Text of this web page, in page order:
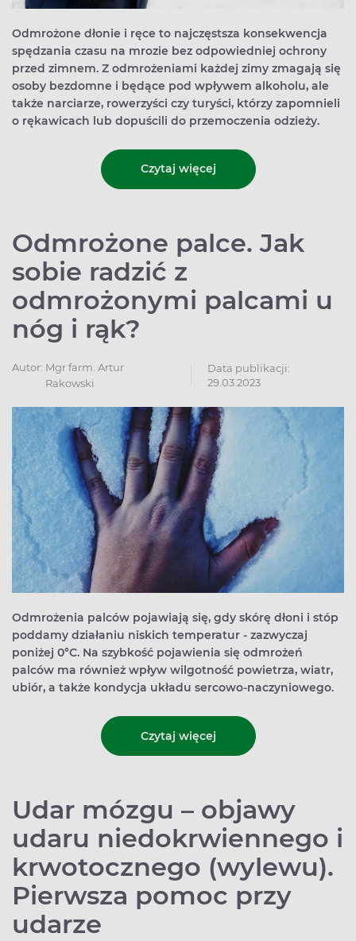
Odmrożone dłonie i ręce to najczęstsza konsekwencja
spędzania czasu na mrozie bez odpowiedniej ochrony
przed zimnem. Z odmrożeniami każdej zimy zmagają się
osoby bezdomne i będące pod wpływem alkoholu, ale
także narciarze, rowerzyści czy turyści, którzy zapomnieli
o rękawicach lub dopuścili do przemoczenia odzieży.
Czytaj więcej
Odmrożone palce. Jak
sobie radzić z
odmrożonymi palcami u
nóg i rąk?
Autor: Mgr farm. Artur
Rakowski
Data publikacji:
29.03.2023
Odmrożenia palców pojawiają się, gdy skórę dłoni i stóp
poddamy działaniu niskich temperatur - zazwyczaj
poniżej 0°C. Na szybkość pojawienia się odmrożeń
palców ma również wpływ wilgotność powietrza, wiatr,
ubiór, a także kondycja układu sercowo-naczyniowego.
Czytaj więcej
Udar mózgu – objawy
udaru niedokrwiennego i
krwotocznego (wylewu).
Pierwsza pomoc przy
udarze